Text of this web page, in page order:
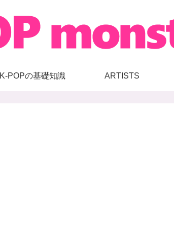
K-POPの基礎知識 ARTISTS